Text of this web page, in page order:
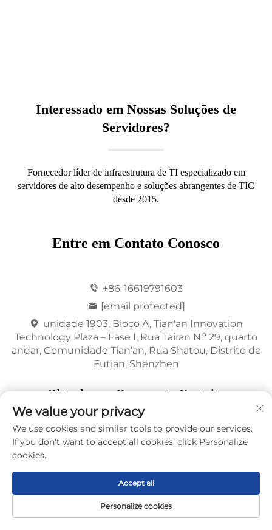
Interessado em Nossas Soluções de
Servidores?
Fornecedor líder de infraestrutura de TI especializado em
servidores de alto desempenho e soluções abrangentes de TIC
desde 2015.
Entre em Contato Conosco
+86-16619791603
[email protected]
unidade 1903, Bloco A, Tian'an Innovation
Technology Plaza – Fase I, Rua Tairan N.º 29, quarto
andar, Comunidade Tian'an, Rua Shatou, Distrito de
Futian, Shenzhen
Obtenha um Orçamento Gratuito
Nosso representante entrará em contato com você
em breve.
Celular/WhatsApp
Página Inicial Produto Sobre CONTATO
We value your privacy
We use cookies and similar tools to provide our services.
If you don't want to accept all cookies, click Personalize
cookies.
Personalize cookies
Accept all